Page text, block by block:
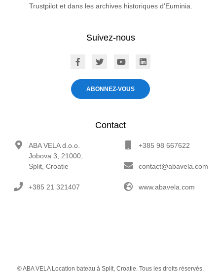
Trustpilot et dans les archives historiques d'Euminia.
Suivez-nous
ABA VELA on Facebook
ABA VELA on X
ABA VELA on YouTube
ABA VELA on
ABONNEZ-VOUS
Contact
ABA VELA d.o.o.
Jobova 3, 21000,
Split, Croatie
+385 21 321407
+385 98 667622
contact@abavela.com
www.abavela.com
©ABA VELALocation bateau à Split, Croatie. Tous les droits réservés.